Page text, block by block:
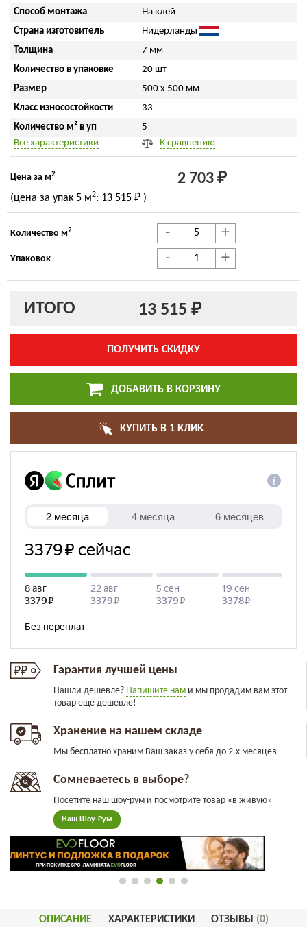
Способ монтажа
На клей
Страна изготовитель
Нидерланды
Толщина
7 мм
Количество в упаковке
20 шт
Размер
500 x 500 мм
Класс износостойкости
33
Количество м² в уп
5
Все характеристики
К сравнению
Цена за м2 2 703 ₽
(цена за упак 5 м2: 13 515 ₽ )
Количество м2 - +
Упаковок - +
ИТОГО 13 515 ₽
ПОЛУЧИТЬ СКИДКУ
ДОБАВИТЬ В КОРЗИНУ
КУПИТЬ В 1 КЛИК
Гарантия лучшей цены
Нашли дешевле? Напишите нам и мы продадим вам этот
товар еще дешевле!
Хранение на нашем складе
Мы бесплатно храним Ваш заказ у себя до 2-х месяцев
Сомневаетесь в выборе?
Посетите наш шоу-рум и посмотрите товар «в живую»
Наш Шоу-Рум
ОПИСАНИЕ ХАРАКТЕРИСТИКИ ОТЗЫВЫ (0)